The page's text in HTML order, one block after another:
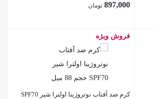
897,000 تومان
بستن
فروش ویژه
کرم ضد آفتاب نوتروژینا اولترا شیر SPF70